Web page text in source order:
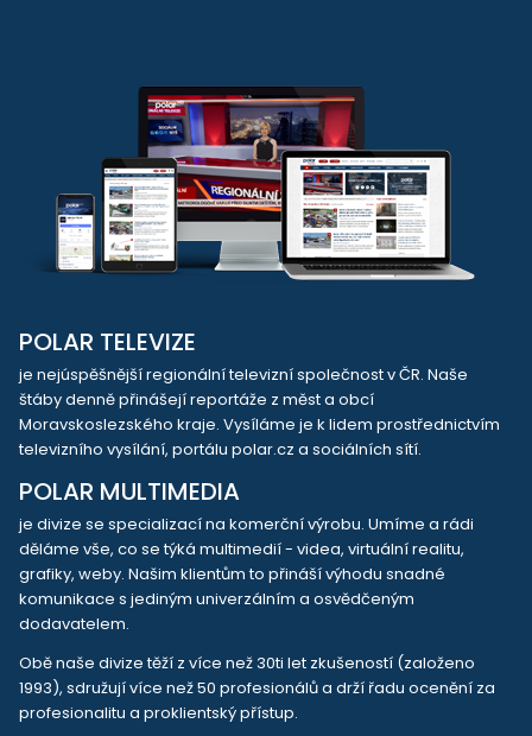
POLAR TELEVIZE
je nejúspěšnější regionální televizní společnost v ČR. Naše
štáby denně přinášejí reportáže z měst a obcí
Moravskoslezského kraje. Vysíláme je k lidem prostřednictvím
televizního vysílání, portálu polar.cz a sociálních sítí.
POLAR MULTIMEDIA
je divize se specializací na komerční výrobu. Umíme a rádi
děláme vše, co se týká multimedií - videa, virtuální realitu,
grafiky, weby. Našim klientům to přináší výhodu snadné
komunikace s jediným univerzálním a osvědčeným
dodavatelem.
Obě naše divize těží z více než 30ti let zkušeností (založeno
1993), sdružují více než 50 profesionálů a drží řadu ocenění za
profesionalitu a proklientský přístup.